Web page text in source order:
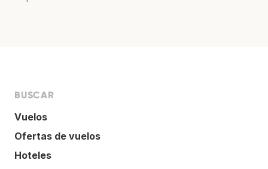
BUSCAR
Vuelos
Ofertas de vuelos
Hoteles